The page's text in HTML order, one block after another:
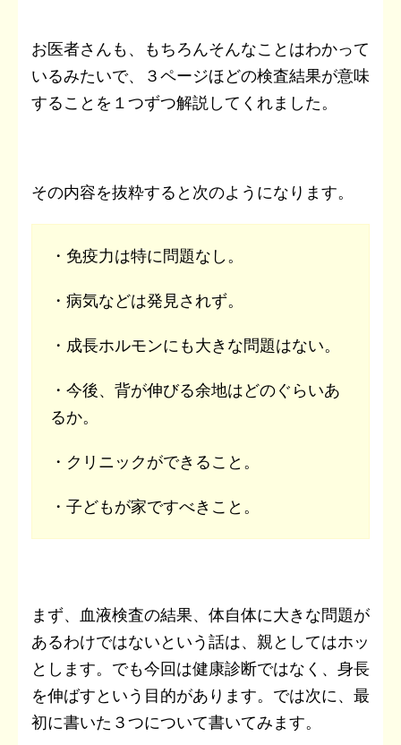
お医者さんも、もちろんそんなことはわかって
いるみたいで、３ページほどの検査結果が意味
することを１つずつ解説してくれました。
その内容を抜粋すると次のようになります。
・免疫力は特に問題なし。
・病気などは発見されず。
・成長ホルモンにも大きな問題はない。
・今後、背が伸びる余地はどのぐらいあ
るか。
・クリニックができること。
・子どもが家ですべきこと。
まず、血液検査の結果、体自体に大きな問題が
あるわけではないという話は、親としてはホッ
とします。でも今回は健康診断ではなく、身長
を伸ばすという目的があります。では次に、最
初に書いた３つについて書いてみます。